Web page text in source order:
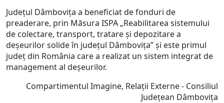
Județul Dâmbovița a beneficiat de fonduri de
preaderare, prin Măsura ISPA „Reabilitarea sistemului
de colectare, transport, tratare și depozitare a
deșeurilor solide în județul Dâmbovița” și este primul
județ din România care a realizat un sistem integrat de
management al deșeurilor.
Compartimentul Imagine, Relații Externe - Consiliul
Județean Dâmbovița